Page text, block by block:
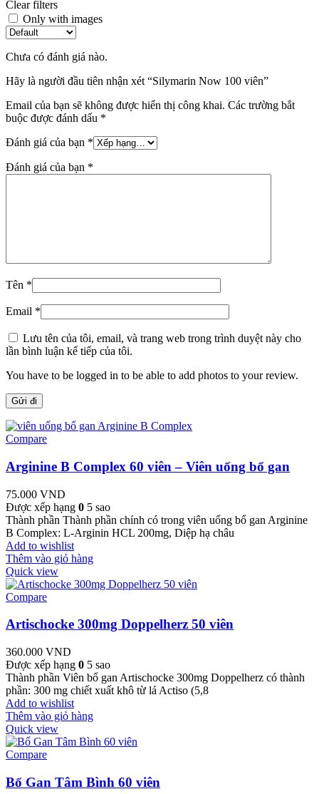
Clear filters
Only with images
Chưa có đánh giá nào.
Hãy là người đầu tiên nhận xét “Silymarin Now 100 viên”
Email của bạn sẽ không được hiển thị công khai. Các trường bắt
buộc được đánh dấu *
Đánh giá của bạn *
Đánh giá của bạn *
Tên *
Email *
Lưu tên của tôi, email, và trang web trong trình duyệt này cho
lần bình luận kế tiếp của tôi.
You have to be logged in to be able to add photos to your review.
Compare
Arginine B Complex 60 viên – Viên uống bổ gan
75.000 VND
Được xếp hạng 0 5 sao
Thành phần Thành phần chính có trong viên uống bổ gan Arginine
B Complex: L-Arginin HCL 200mg, Diệp hạ châu
Add to wishlist
Thêm vào giỏ hàng
Quick view
Compare
Artischocke 300mg Doppelherz 50 viên
360.000 VND
Được xếp hạng 0 5 sao
Thành phần Viên bổ gan Artischocke 300mg Doppelherz có thành
phần: 300 mg chiết xuất khô từ lá Actiso (5,8
Add to wishlist
Thêm vào giỏ hàng
Quick view
Compare
Bổ Gan Tâm Bình 60 viên